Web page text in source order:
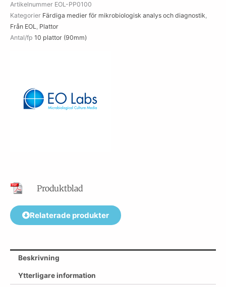
Blood
mängd
Artikelnummer EOL-PP0100
Kategorier Färdiga medier för mikrobiologisk analys och diagnostik,
Från EOL, Plattor
Antal/fp 10 plattor (90mm)
Produktblad
Relaterade produkter
Beskrivning
Ytterligare information